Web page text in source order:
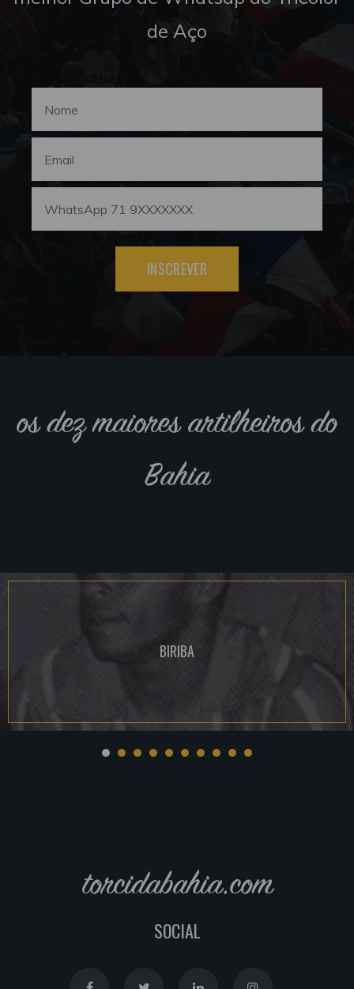
de Aço
INSCREVER
os dez maiores artilheiros do
Bahia
BIRIBA
torcidabahia.com
SOCIAL